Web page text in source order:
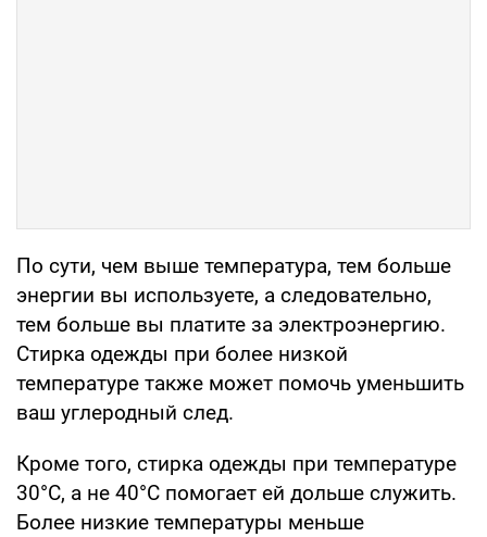
По сути, чем выше температура, тем больше
энергии вы используете, а следовательно,
тем больше вы платите за электроэнергию.
Стирка одежды при более низкой
температуре также может помочь уменьшить
ваш углеродный след.
Кроме того, стирка одежды при температуре
30°C, а не 40°C помогает ей дольше служить.
Более низкие температуры меньше